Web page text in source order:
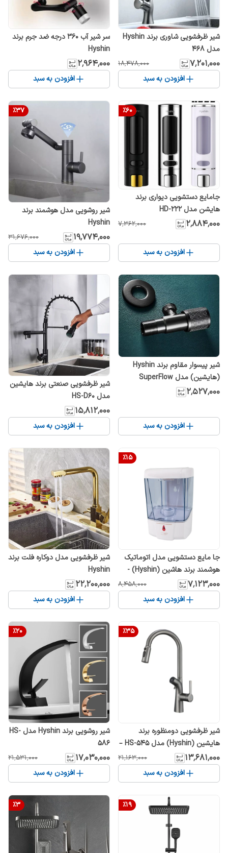
شیر ظرفشویی شاوری برند Hyshin
مدل 468
۷٬۲۰۱٬۰۰۰ ۱۸٬۴۷۸٬۰۰۰
افزودن به سبد
سر شیر آب ۳۶۰ درجه ضد جرم برند
Hyshin
۲٬۹۶۴٬۰۰۰
افزودن به سبد
%60
جامایع دستشویی دیواری برند
هایشن مدل HD-222
۲٬۸۸۴٬۰۰۰ ۷٬۳۶۲٬۰۰۰
افزودن به سبد
%37
شیر روشویی مدل هوشمند برند
Hyshin
۱۹٬۷۷۴٬۰۰۰ ۳۱٬۶۷۶٬۰۰۰
افزودن به سبد
شیر پیسوار مقاوم برند Hyshin
(هایشین) مدل SuperFlow
۲٬۵۲۷٬۰۰۰
افزودن به سبد
شیر ظرفشویی صنعتی برند هایشین
مدل HS-D60
۱۵٬۸۱۲٬۰۰۰
افزودن به سبد
%15
جا مایع دستشویی مدل اتوماتیک
هوشمند برند هاشین (Hyshin) -
رنگ سفید
۷٬۱۲۳٬۰۰۰ ۸٬۴۵۸٬۰۰۰
افزودن به سبد
شیر ظرفشویی مدل دوکاره فلت برند
Hyshin
۲۲٬۲۰۰٬۰۰۰
افزودن به سبد
%35
شیر ظرفشویی دومنظوره برند
هایشین (Hyshin) مدل HS-545 –
۱۳٬۶۸۱٬۰۰۰ ۲۱٬۱۶۳٬۰۰۰
افزودن به سبد
%20
شیر روشویی برند Hyshin مدل HS-
586
۱۷٬۰۳۰٬۰۰۰ ۲۱٬۵۳۱٬۰۰۰
افزودن به سبد
%19
%3